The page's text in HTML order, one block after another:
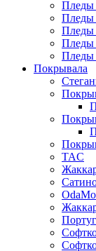
Пледы
Пледы
Пледы
Пледы
Пледы
Покрывала
TAC